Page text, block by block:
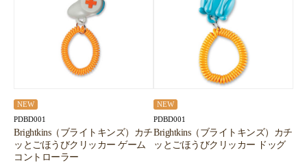
NEW
PDBD001
Brightkins（ブライトキンズ）カチ
ッとごほうびクリッカー ゲーム
コントローラー
NEW
PDBD001
Brightkins（ブライトキンズ）カチ
ッとごほうびクリッカー ドッグ